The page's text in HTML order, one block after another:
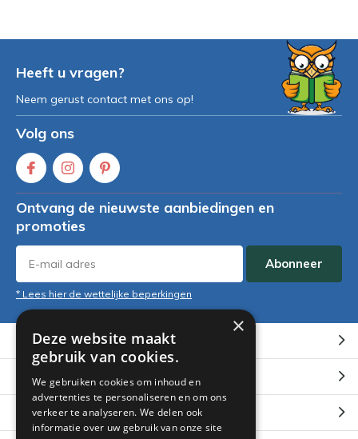
Heeft u vragen?
Neem gerust contact met ons op!
Volg ons
Ontvang de nieuwste aanbiedingen en
promoties
Abonneer
* Lees hier de wettelijke beperkingen
Klantenservice
Mijn account
Categorieën
×
Deze website maakt
gebruik van cookies.
We gebruiken cookies om inhoud en
advertenties te personaliseren en om ons
verkeer te analyseren. We delen ook
informatie over uw gebruik van onze site